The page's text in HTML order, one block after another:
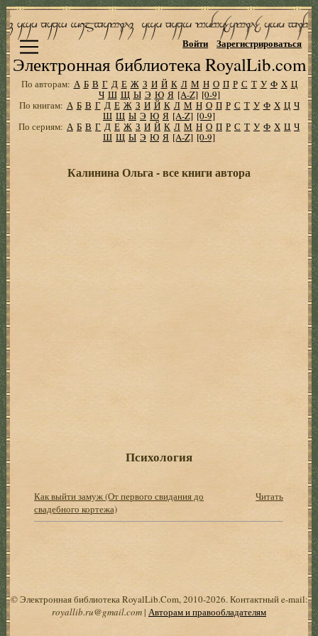
Электронная библиотека RoyalLib.com
Войти Зарегистрироваться
По авторам: А Б В Г Д Е Ж З И Й К Л М Н О П Р С Т У Ф Х Ц
Ч Ш Щ Ы Э Ю Я [A-Z] [0-9]
По книгам: А Б В Г Д Е Ж З И Й К Л М Н О П Р С Т У Ф Х Ц Ч
Ш Щ Ы Э Ю Я [A-Z] [0-9]
По сериям: А Б В Г Д Е Ж З И Й К Л М Н О П Р С Т У Ф Х Ц Ч
Ш Щ Ы Э Ю Я [A-Z] [0-9]
Калинина Ольга - все книги автора
Психология
Как выйти замуж (От первого свидания до
свадебного кортежа)
Читать
© Электронная библиотека RoyalLib.Com, 2010-2026. Контактный e-mail:
royallib.ru@gmail.com| Авторам и правообладателям